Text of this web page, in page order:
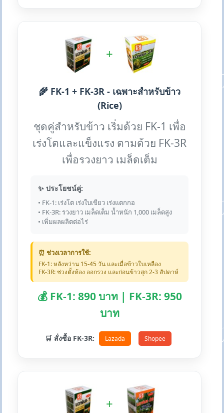
+
🌾 FK-1 + FK-3R - เฉพาะสำหรับข้าว
(Rice)
ชุดคู่สำหรับข้าว เริ่มด้วย FK-1 เพื่อ
เร่งโตและแข็งแรง ตามด้วย FK-3R
เพื่อรวงยาว เมล็ดเต็ม
✨ ประโยชน์คู่:
• FK-1: เร่งโต เร่งใบเขียว เร่งแตกกอ
• FK-3R: รวงยาว เมล็ดเต็ม น้ำหนัก 1,000 เมล็ดสูง
• เพิ่มผลผลิตต่อไร่
⏰ ช่วงเวลาการใช้:
FK-1: หลังหว่าน 15-45 วัน และเมื่อข้าวใบเหลือง
FK-3R: ช่วงตั้งท้อง ออกรวง และก่อนข้าวสุก 2-3 สัปดาห์
💰 FK-1: 890 บาท | FK-3R: 950
บาท
🛒 สั่งซื้อ FK-3R: Lazada Shopee
+